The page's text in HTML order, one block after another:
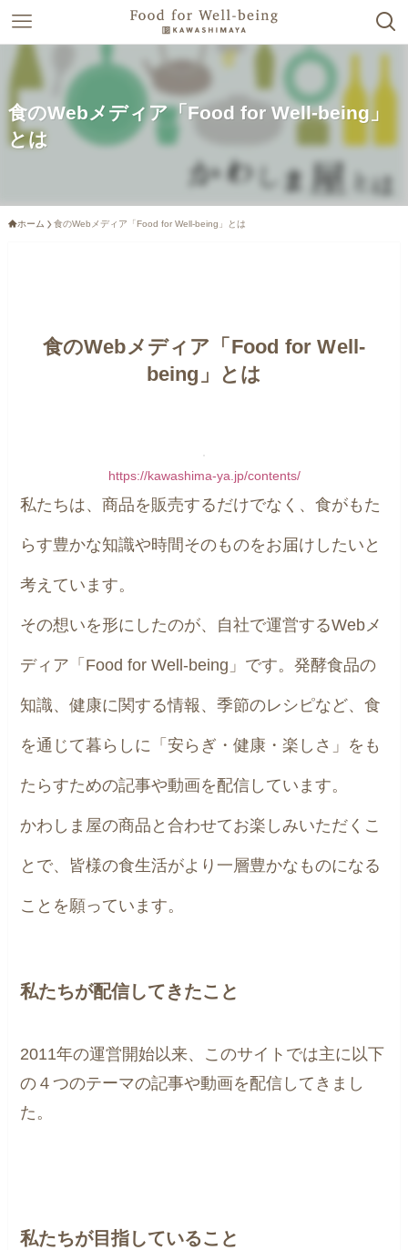
食のWebメディア「Food for Well-being」
とは
ホーム 食のWebメディア「Food for Well-being」とは
食のWebメディア「Food for Well-
being」とは
https://kawashima-ya.jp/contents/
私たちは、商品を販売するだけでなく、食がもた
らす豊かな知識や時間そのものをお届けしたいと
考えています。
その想いを形にしたのが、自社で運営するWebメ
ディア「Food for Well-being」です。発酵食品の
知識、健康に関する情報、季節のレシピなど、食
を通じて暮らしに「安らぎ・健康・楽しさ」をも
たらすための記事や動画を配信しています。
かわしま屋の商品と合わせてお楽しみいただくこ
とで、皆様の食生活がより一層豊かなものになる
ことを願っています。
私たちが配信してきたこと
2011年の運営開始以来、このサイトでは主に以下
の４つのテーマの記事や動画を配信してきまし
た。
私たちが目指していること